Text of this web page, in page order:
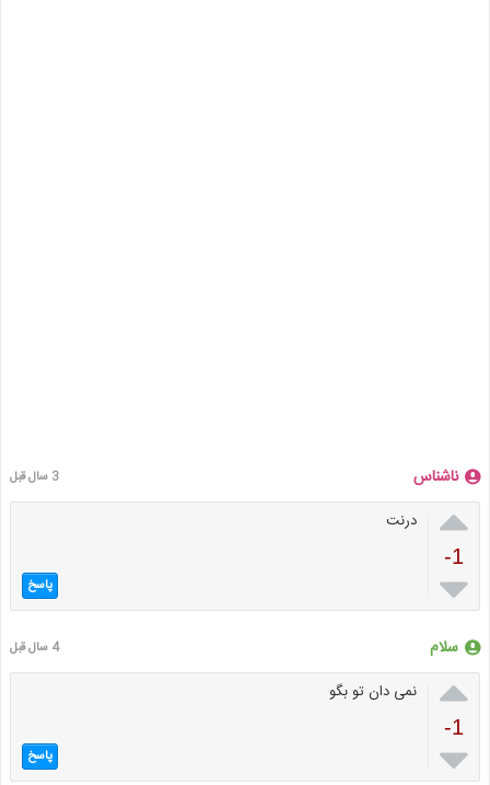
ناشناس 3 سال قبل

-1

درنت
پاسخ
سلام 4 سال قبل

-1

نمی دان تو بگو
پاسخ